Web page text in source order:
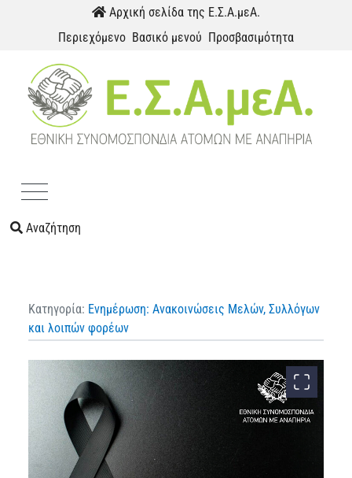
Παράκαμψη προς το περιεχόμενοΑρχική σελίδα της Ε.Σ.Α.μεΑ.
Περιεχόμενο Βασικό μενού Προσβασιμότητα
Αναζήτηση
Κατηγορία: Ενημέρωση: Ανακοινώσεις Μελών, Συλλόγων
και λοιπών φορέων